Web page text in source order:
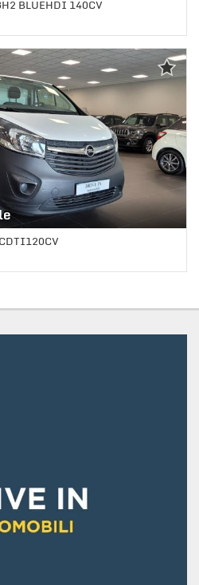
BLUEHDI 140CV
Bianco pastello